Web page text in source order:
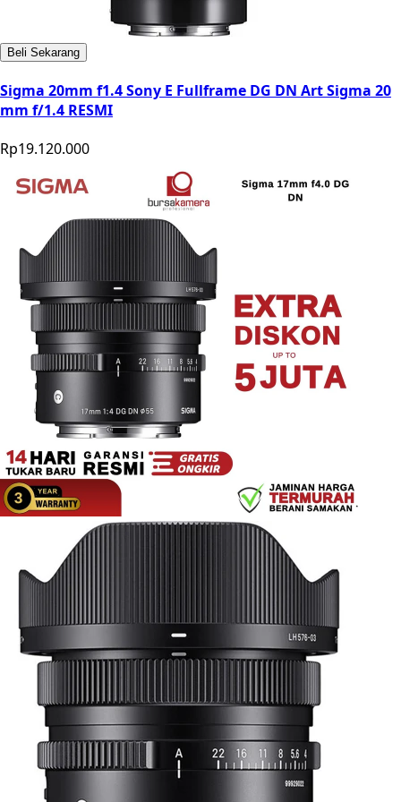
Beli Sekarang
Sigma 20mm f1.4 Sony E Fullframe DG DN Art Sigma 20
mm f/1.4 RESMI
Rp19.120.000